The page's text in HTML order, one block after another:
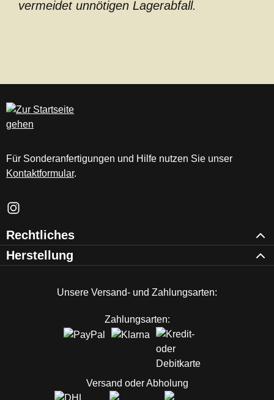
vermeidet unnötigen Lagerabfall.
Für Sonderanfertigungen und Hilfe nutzen Sie unser
Kontaktformular.
Schau auf Instagram vorbei – öffnet in neuem Tab (externer
Rechtliches
Herstellung
Unsere Versand- und Zahlungsarten:
Zahlungsarten:
Versand oder Abholung